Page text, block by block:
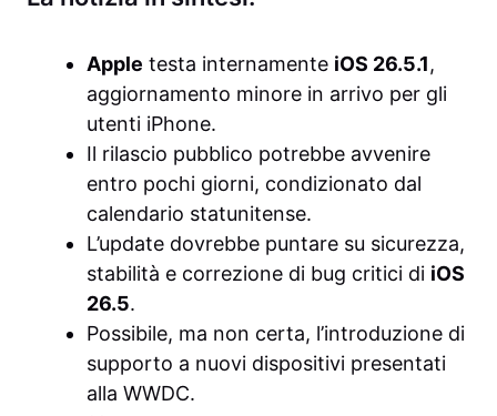
Apple testa internamente iOS 26.5.1,
aggiornamento minore in arrivo per gli
utenti iPhone.
Il rilascio pubblico potrebbe avvenire
entro pochi giorni, condizionato dal
calendario statunitense.
L’update dovrebbe puntare su sicurezza,
stabilità e correzione di bug critici di iOS
26.5.
Possibile, ma non certa, l’introduzione di
supporto a nuovi dispositivi presentati
alla WWDC.